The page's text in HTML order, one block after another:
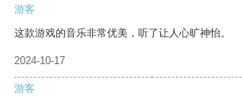
游客
这款游戏的音乐非常优美，听了让人心旷神怡。
2024-10-17
游客